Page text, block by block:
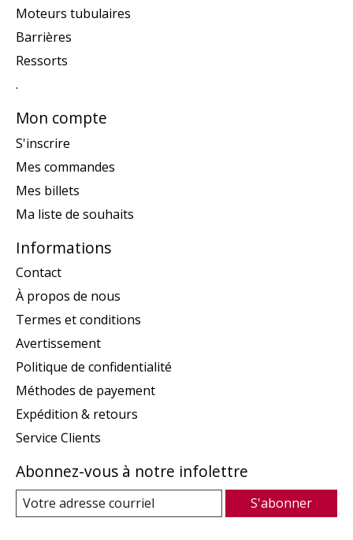
Moteurs tubulaires
Barrières
Ressorts
.
Mon compte
S'inscrire
Mes commandes
Mes billets
Ma liste de souhaits
Informations
Contact
À propos de nous
Termes et conditions
Avertissement
Politique de confidentialité
Méthodes de payement
Expédition & retours
Service Clients
Abonnez-vous à notre infolettre
S'abonner